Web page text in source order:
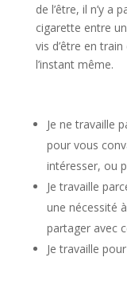
de l’être, il n’y a
cigarette entre
vis d’être en train
l’instant même.
Je ne travaille
pour vous
intéresser, ou
Je travaille
une nécessité
partager avec
Je travaille